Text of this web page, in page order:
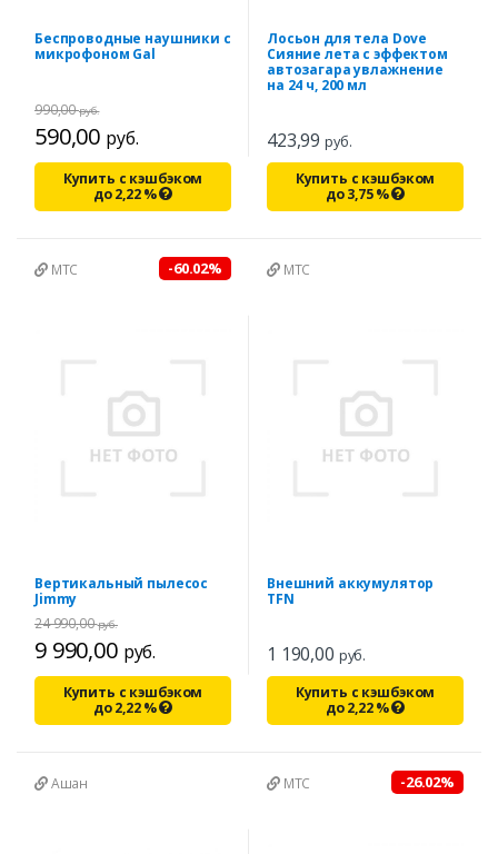
Беспроводные наушники с
микрофоном Gal
590,00 руб.
990,00руб.
Купить с кэшбэком
до2,22%
Лосьон для тела Dove
Сияние лета с эффектом
автозагара увлажнение
на 24 ч, 200 мл
423,99 руб.
Купить с кэшбэком
до3,75%
МТС -60.02%
Вертикальный пылесос
Jimmy
9 990,00 руб.
24 990,00руб.
Купить с кэшбэком
до2,22%
МТС
Внешний аккумулятор
TFN
1 190,00 руб.
Купить с кэшбэком
до2,22%
Ашан МТС -26.02%